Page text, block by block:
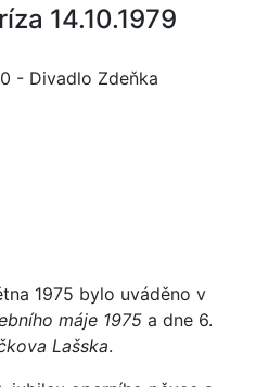
14.10.1979
- Divadlo Zdeňka
1975 bylo uváděno v
máje 1975 a dne 6.
Lašska.